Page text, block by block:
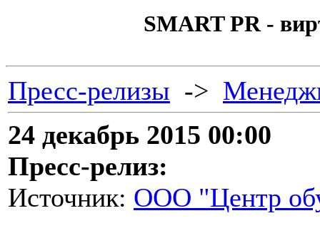
SMART PR -
Пресс-релизы ->
24 декабрь 2015 00:00
Пресс-релиз:
Источник: ООО "Центр